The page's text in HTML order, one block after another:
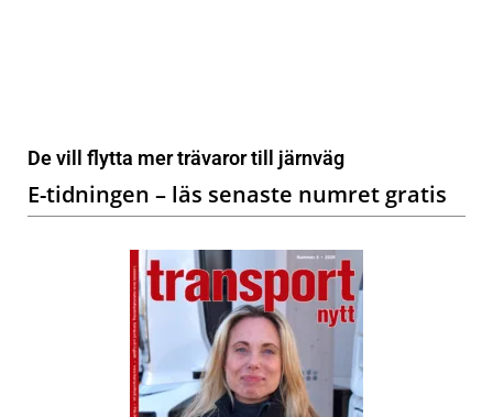
De vill flytta mer trävaror till järnväg
E-tidningen – läs senaste numret gratis